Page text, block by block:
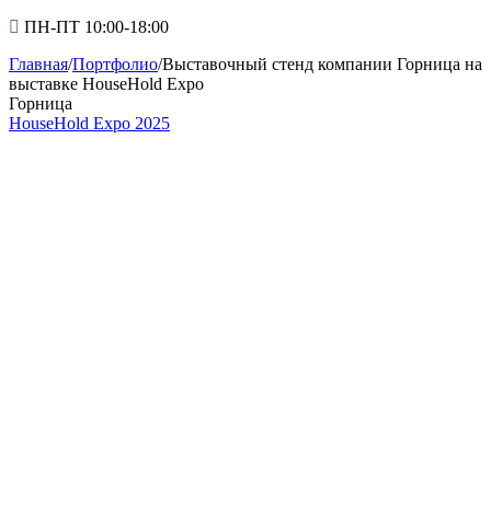
ПН-ПТ 10:00-18:00
Главная/Портфолио/Выставочный стенд компании Горница на
выставке HouseHold Expo
Горница
HouseHold Expo 2025